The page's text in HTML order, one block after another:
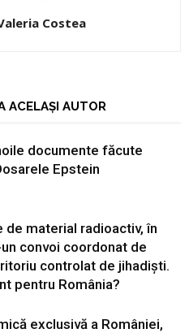
Costea
ACELAȘI AUTOR
documente făcute
Epstein
de material radioactiv, în
convoi coordonat de
controlat de jihadiști.
pentru România?
exclusivă a României,